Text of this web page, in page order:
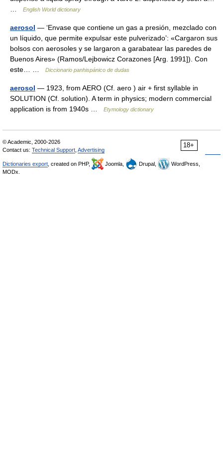
English World dictionary
aerosol — ‘Envase que contiene un gas a presión, mezclado con
un líquido, que permite expulsar este pulverizado’: «Cargaron sus
bolsos con aerosoles y se largaron a garabatear las paredes de
Buenos Aires» (Ramos/Lejbowicz Corazones [Arg. 1991]). Con
este… …
Diccionario panhispánico de dudas
aerosol — 1923, from AERO (Cf. aero ) air + first syllable in
SOLUTION (Cf. solution). A term in physics; modern commercial
application is from 1940s …
Etymology dictionary
18+
© Academic, 2000-2026
Contact us: Technical Support Advertising
Dictionaries export , created on PHP, Joomla, Drupal,
WordPress,
MODx.